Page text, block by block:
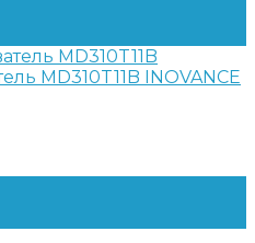
MD310T11B INOVANCE